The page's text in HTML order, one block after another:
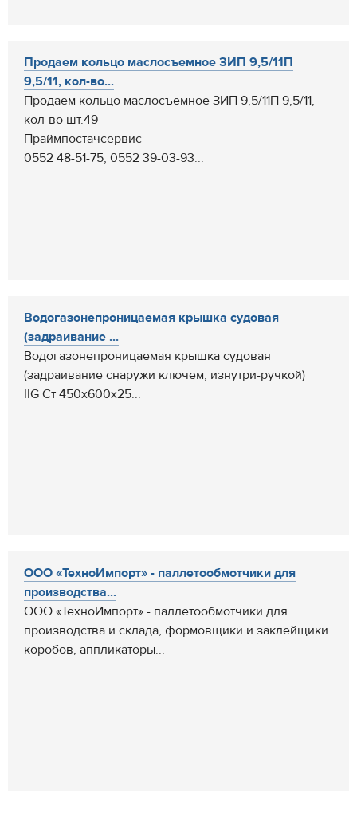
Продаем кольцо маслосъемное ЗИП 9,5/11П
9,5/11, кол-во...
Продаем кольцо маслосъемное ЗИП 9,5/11П 9,5/11,
кол-во шт.49
Праймпостачсервис
0552 48-51-75, 0552 39-03-93...
Водогазонепроницаемая крышка судовая
(задраивание ...
Водогазонепроницаемая крышка судовая
(задраивание снаружи ключем, изнутри-ручкой)
IIG Ст 450х600х25...
ООО «ТехноИмпорт» - паллетообмотчики для
производства...
ООО «ТехноИмпорт» - паллетообмотчики для
производства и склада, формовщики и заклейщики
коробов, аппликаторы...